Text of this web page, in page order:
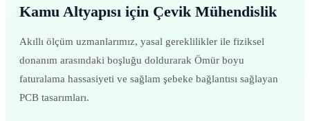
Kamu Altyapısı için Çevik Mühendislik
Akıllı ölçüm uzmanlarımız, yasal gereklilikler ile fiziksel
donanım arasındaki boşluğu doldurarak Ömür boyu
faturalama hassasiyeti ve sağlam şebeke bağlantısı sağlayan
PCB tasarımları.